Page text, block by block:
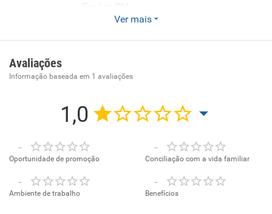
Enviar CV
Ver mais
Avaliações
Informação baseada em 1 avaliações
1,0
-
Oportunidade de promoção
-
Conciliação com a vida familiar
-
Ambiente de trabalho
-
Benefícios